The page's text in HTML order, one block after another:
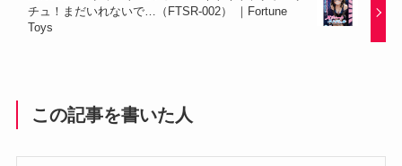
チュ！まだいれないで…（FTSR-002） ｜Fortune
Toys
この記事を書いた人